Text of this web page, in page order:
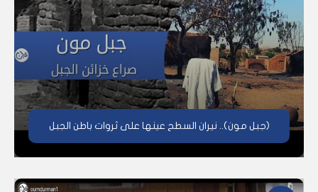
(جبل مون).. نيران السطح عينها على ثروات باطن الجبل